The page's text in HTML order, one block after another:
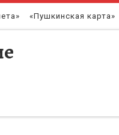
«Пушкинская карта»